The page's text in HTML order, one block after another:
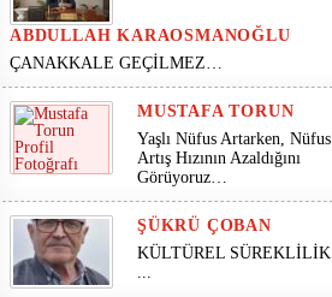
ABDULLAH KARAOSMANOĞLU
ÇANAKKALE GEÇİLMEZ…
MUSTAFA TORUN
Yaşlı Nüfus Artarken, Nüfus
Artış Hızının Azaldığını
Görüyoruz…
ŞÜKRÜ ÇOBAN
KÜLTÜREL SÜREKLİLİK
...